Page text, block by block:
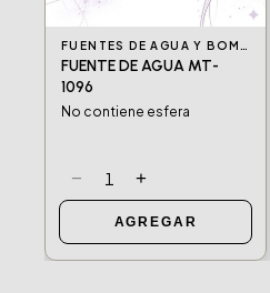
FUENTES DE AGUA Y BOMBAS DE AGUA
FUENTE DE AGUA MT-
1096
No contiene esfera
− 1 +
AGREGAR